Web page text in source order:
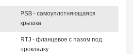
PSB - самоуплотняющаяся
крышка
RTJ - фланцевое с пазом под
прокладку